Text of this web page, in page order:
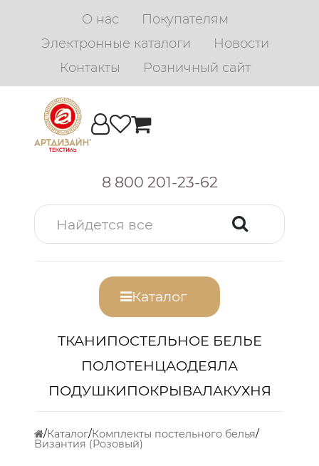
О нас
Покупателям
Электронные каталоги
Новости
Контакты
Розничный сайт
8 800 201-23-62
Каталог
ТКАНИПОСТЕЛЬНОЕ БЕЛЬЕ
ПОЛОТЕНЦАОДЕЯЛА
ПОДУШКИПОКРЫВАЛАКУХНЯ
Каталог Комплекты постельного белья
Византия (Розовый)